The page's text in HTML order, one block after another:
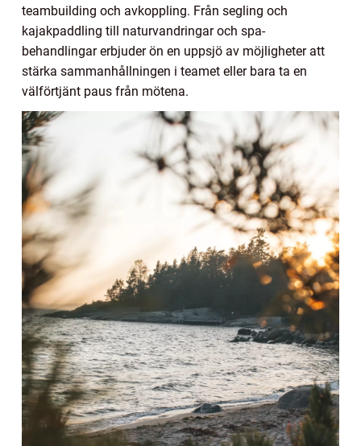
teambuilding och avkoppling. Från segling och
kajakpaddling till naturvandringar och spa-
behandlingar erbjuder ön en uppsjö av möjligheter att
stärka sammanhållningen i teamet eller bara ta en
välförtjänt paus från mötena.